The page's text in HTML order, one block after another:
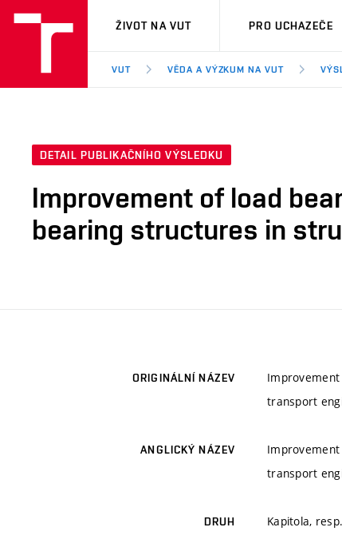
VUT
ŽIVOT NA VUT PRO UCHAZEČE
VUT VĚDA A VÝZKUM NA VUT
DETAIL PUBLIKAČNÍHO VÝSLEDKU
Improvement of load
bearing structures in
ORIGINÁLNÍ NÁZEV
transport
ANGLICKÝ NÁZEV
transport
DRUH Kapitola,